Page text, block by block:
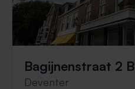
Bagijnenstraat 2 B
Deventer